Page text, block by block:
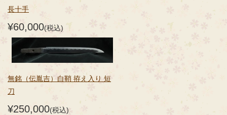
長十手
¥60,000(税込)
無銘（伝胤吉）白鞘 拵え入り 短
刀
¥250,000(税込)